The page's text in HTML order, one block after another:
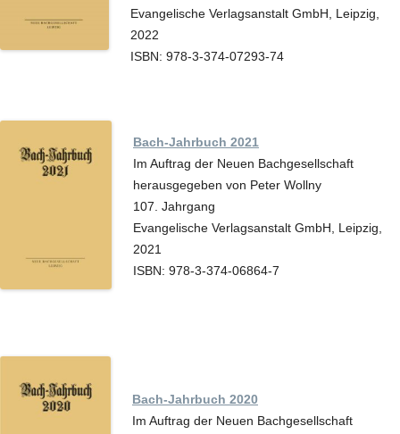
Evangelische Verlagsanstalt GmbH, Leipzig,
2022
ISBN: 978-3-374-07293-74
Bach-Jahrbuch 2021
Im Auftrag der Neuen Bachgesellschaft
herausgegeben von Peter Wollny
107. Jahrgang
Evangelische Verlagsanstalt GmbH, Leipzig,
2021
ISBN: 978-3-374-06864-7
Bach-Jahrbuch 2020
Im Auftrag der Neuen Bachgesellschaft